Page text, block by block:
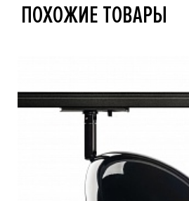
ПОХОЖИЕ ТОВАРЫ